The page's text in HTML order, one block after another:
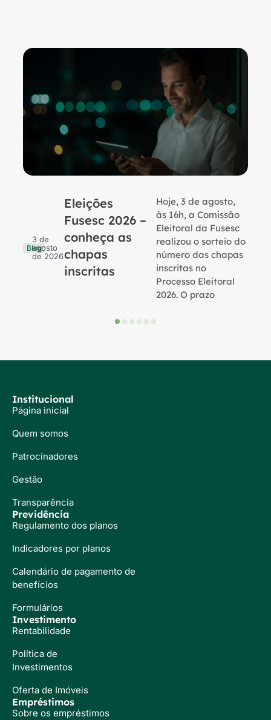
Blog
3 de
agosto
de 2026
Eleições
Fusesc 2026 –
conheça as
chapas
inscritas
Hoje, 3 de agosto,
às 16h, a Comissão
Eleitoral da Fusesc
realizou o sorteio do
número das chapas
inscritas no
Processo Eleitoral
2026. O prazo
Institucional
Página inicial
Quem somos
Patrocinadores
Gestão
Transparência
Previdência
Regulamento dos planos
Indicadores por planos
Calendário de pagamento de
benefícios
Formulários
Investimento
Rentabilidade
Política de
Investimentos
Oferta de Imóveis
Empréstimos
Sobre os empréstimos